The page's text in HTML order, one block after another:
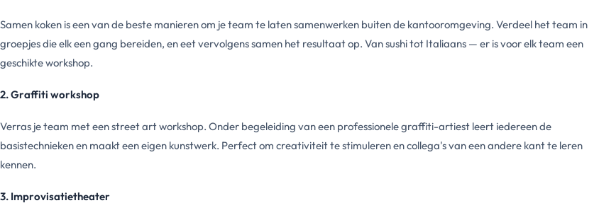
Samen koken is een van de beste manieren om je team te laten samenwerken buiten de kantooromgeving. Verdeel het team in
groepjes die elk een gang bereiden, en eet vervolgens samen het resultaat op. Van sushi tot Italiaans — er is voor elk team een
geschikte workshop.
2. Graffiti workshop
Verras je team met een street art workshop. Onder begeleiding van een professionele graffiti-artiest leert iedereen de
basistechnieken en maakt een eigen kunstwerk. Perfect om creativiteit te stimuleren en collega's van een andere kant te leren
kennen.
3. Improvisatietheater